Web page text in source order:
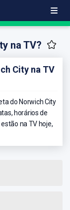
na TV?
City na TV
do Norwich City
horários de
na TV hoje,